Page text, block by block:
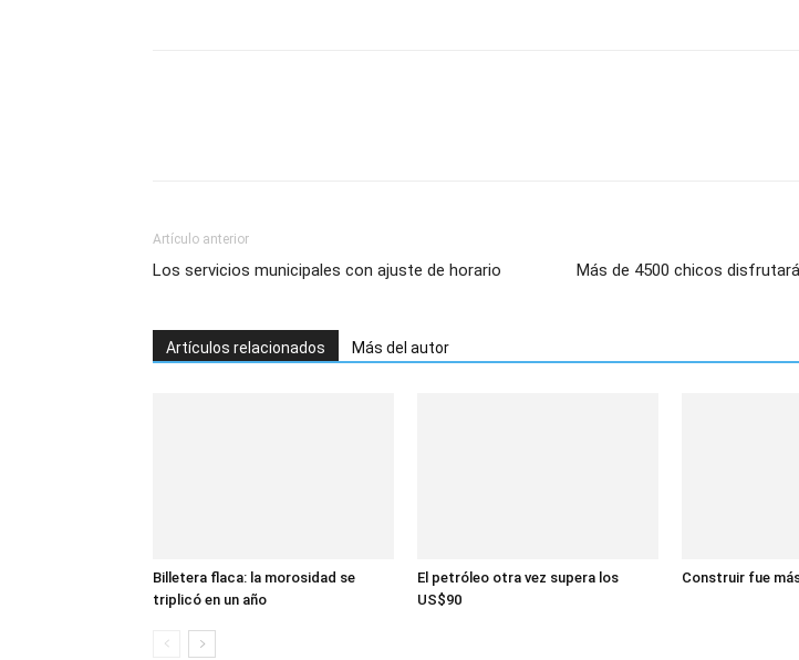
Artículo anterior
Los servicios municipales con ajuste de horario Más de 4500 chicos
Artículos relacionados Más del autor
Billetera flaca: la morosidad se
triplicó en un año
El petróleo otra vez supera los
US$90
Construir fue